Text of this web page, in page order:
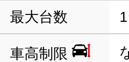
最大台数
車高制限